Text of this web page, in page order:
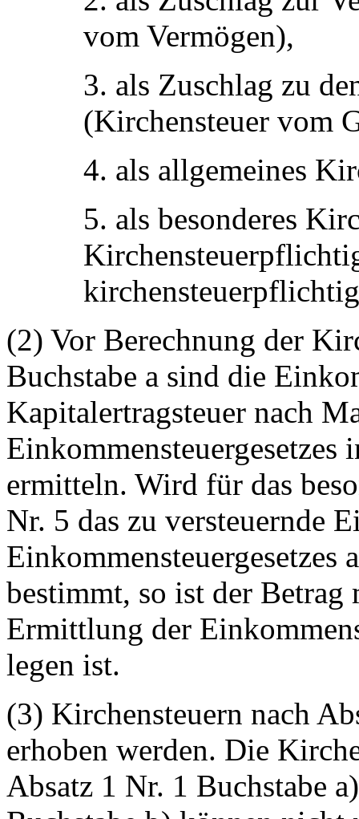
vom Vermögen),
3. als Zuschlag zu
(Kirchensteuer vom
4. als allgemeines
5. als besonderes
(2) Vor Berechnung der
Buchstabe a sind die
Kapitalertragsteuer nach
Einkommensteuergesetzes
ermitteln. Wird für das
Nr. 5 das zu versteuernde
Einkommensteuergesetzes
bestimmt, so ist der Betrag
Ermittlung der
legen ist.
(3) Kirchensteuern nach
erhoben werden. Die
Absatz 1 Nr. 1 Buchstabe